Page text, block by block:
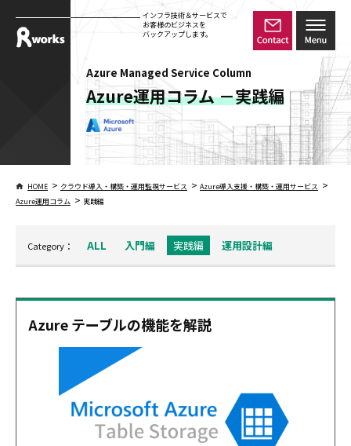
インフラ技術＆サービスで
お客様のビジネスを
バックアップします。
Azure Managed Service Column
Azure運用コラム －実践編
HOME > クラウド導入・構築・運用監視サービス > Azure導入支援・構築・運用サービス >
Azure運用コラム > 実践編
Category： ALL 入門編 実践編 運用設計編
Azure テーブルの機能を解説